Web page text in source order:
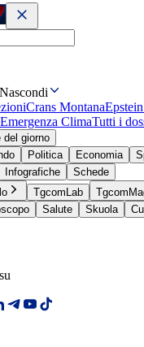
Nascondi
Crans Montana
Emergenza ClimaTutti i
del giorno
Politica Economia
Infografiche
Schede
TgcomLab
Salute Skuola